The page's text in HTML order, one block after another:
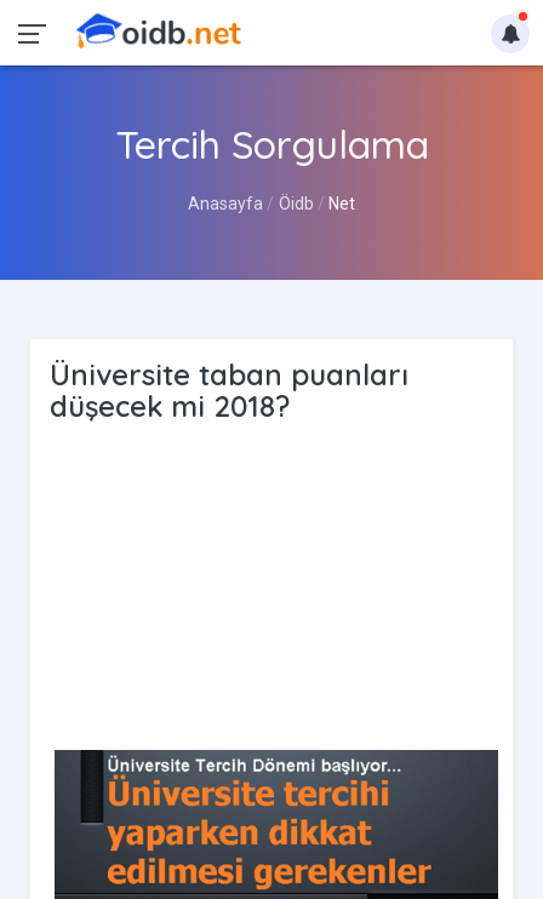
Tercih Sorgulama
Anasayfa Öidb Net
Üniversite taban puanları
düşecek mi 2018?